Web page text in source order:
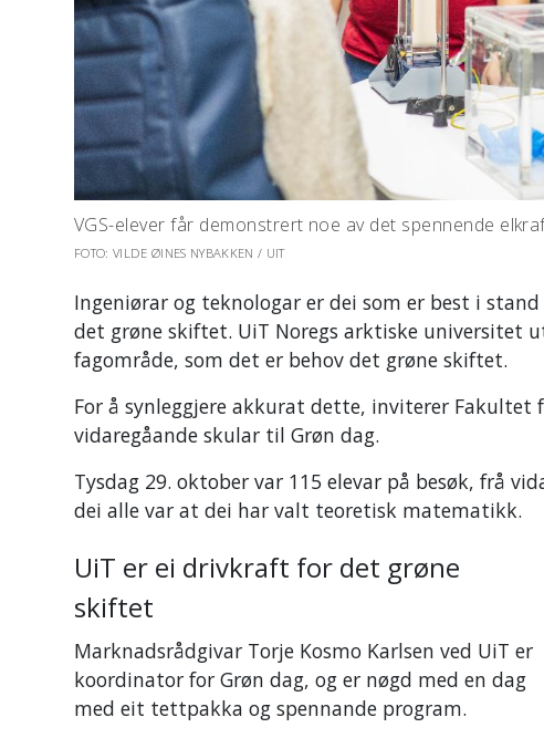
VGS-elever får demonstrert noe av det spennende
FOTO: VILDE ØINES NYBAKKEN / UIT
Ingeniørar og teknologar er dei som er best i
det grøne skiftet. UiT Noregs arktiske universitet
fagområde, som det er behov det grøne skiftet.
For å synleggjere akkurat dette, inviterer
vidaregåande skular til Grøn dag.
Tysdag 29. oktober var 115 elevar på besøk, frå
dei alle var at dei har valt teoretisk matematikk.
UiT er ei drivkraft for det grøne
skiftet
Marknadsrådgivar Torje Kosmo Karlsen ved UiT er
koordinator for Grøn dag, og er nøgd med en dag
med eit tettpakka og spennande program.